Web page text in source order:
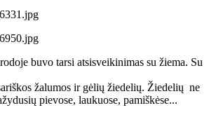
buvo tarsi atsisveikinimas su žiema. Su
žalumos ir gėlių žiedelių. Žiedelių ne
pievose, laukuose, pamiškėse...